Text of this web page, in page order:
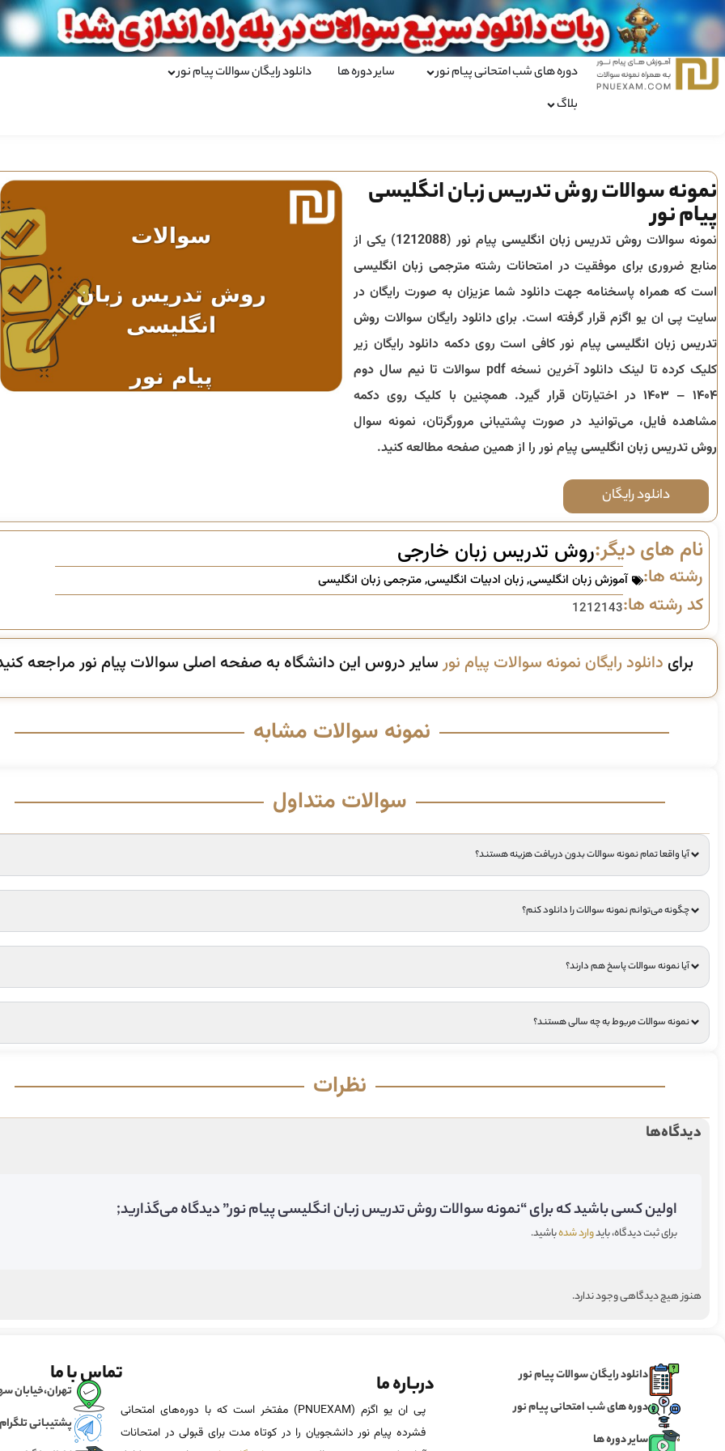
دوره های شب امتحانی پیام نور سایر دوره ها
دانلود رایگان سوالات پیام نور
بلاگ
نمونه سوالات روش تدریس زبان انگلیسی
پیام نور
نمونه سوالات روش تدریس زبان انگلیسی پیام نور (1212088) یکی از
منابع ضروری برای موفقیت در امتحانات رشته مترجمی زبان انگلیسی
است که همراه پاسخنامه جهت دانلود شما عزیزان به صورت رایگان در
سایت پی ان یو اگزم قرار گرفته است. برای دانلود رایگان سوالات روش
تدریس زبان انگلیسیپیام نور کافی است روی دکمه دانلود رایگان زیر
کلیک کرده تا لینک دانلود آخرین نسخه pdf سوالات تا
نیم سال دوم
۱۴۰۴ – ۱۴۰۳
در اختیارتان قرار گیرد. همچنین با کلیک روی دکمه
مشاهده فایل، می‌توانید در صورت پشتیبانی مرورگرتان، نمونه سوال
روش تدریس زبان انگلیسی پیام نور را از همین صفحه مطالعه کنید.
دانلود رایگان
نام های دیگر:روش تدریس زبان خارجی
رشته ها: آموزش زبان انگلیسی,زبان ادبیات انگلیسی,مترجمی زبان انگلیسی
کد رشته ها:1212143
برای دانلود رایگان نمونه سوالات پیام نورسایر دروس این دانشگاه به صفحه اصلی سوالات پیام نور مراجعه
نمونه سوالات مشابه
سوالات متداول
آیا واقعا تمام نمونه سوالات بدون دریافت هزینه هستند؟
چگونه می‌توانم نمونه سوالات را دانلود کنم؟
آیا نمونه سوالات پاسخ هم دارند؟
نمونه سوالات مربوط به چه سالی هستند؟
نظرات
دیدگاه‌ها
اولین کسی باشید که برای “نمونه سوالات روش تدریس زبان انگلیسی پیام نور” دیدگاه می‌گذارید;
برای ثبت دیدگاه، بایدوارد شدهباشید.
هنوز هیچ دیدگاهی وجود ندارد.
دانلود رایگان سوالات پیام نور
دوره های شب امتحانی پیام نور
سایر دوره ها
درباره ما
پی ان یو اگزم (PNUEXAM) مفتخر است که با دوره‌های امتحانی
فشرده پیام نور دانشجویان را در کوتاه مدت برای قبولی در امتحانات
تماس با ما
تهران،خیابان
پشتیبانی تلگرام